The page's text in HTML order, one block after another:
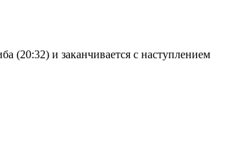
(20:32) и заканчивается с наступлением